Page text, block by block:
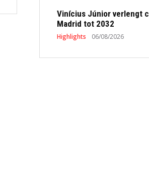
Vinícius Júnior verlengt
Madrid tot 2032
Highlights 06/08/2026